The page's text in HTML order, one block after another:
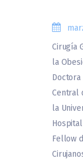
Cirugía
la
Central
la
Fellow